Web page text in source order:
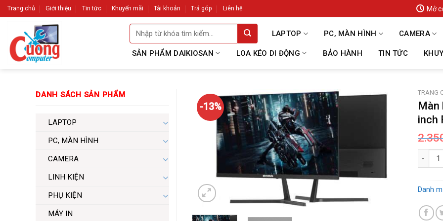
Skip
to
Trang chủ Giới thiệu Tin tức Khuyến mãi Tài khoản Trả góp Liên hệ Mở
Tìm
kiếm:
LAPTOP PC, MÀN HÌNH CAMERA
SẢN PHẨM DAIKIOSAN LOA KÉO DI ĐỘNG BẢO HÀNH TIN TỨC
DANH SÁCH SẢN PHẨM
LAPTOP
PC, MÀN HÌNH
CAMERA
LINH KIỆN
PHỤ KIỆN
MÁY IN
-13%
TRANG
Màn
inch
Màn
Danh